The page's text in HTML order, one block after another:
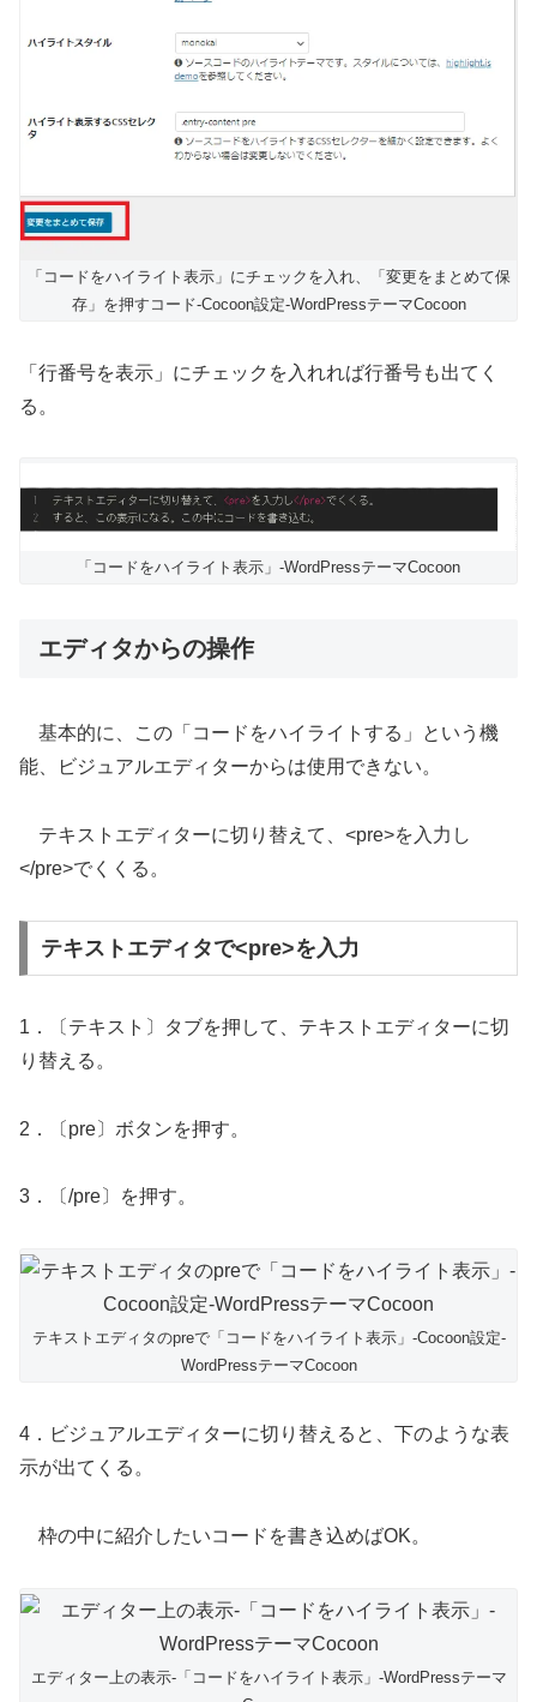
「コードをハイライト表示」にチェックを入れ、「変更をまとめて保
存」を押すコード-Cocoon設定-WordPressテーマCocoon
「行番号を表示」にチェックを入れれば行番号も出てく
る。
「コードをハイライト表示」-WordPressテーマCocoon
エディタからの操作
基本的に、この「コードをハイライトする」という機
能、ビジュアルエディターからは使用できない。
テキストエディターに切り替えて、<pre>を入力し
</pre>でくくる。
テキストエディタで<pre>を入力
1．〔テキスト〕タブを押して、テキストエディターに切
り替える。
2．〔pre〕ボタンを押す。
3．〔/pre〕を押す。
テキストエディタのpreで「コードをハイライト表示」-Cocoon設定-
WordPressテーマCocoon
4．ビジュアルエディターに切り替えると、下のような表
示が出てくる。
枠の中に紹介したいコードを書き込めばOK。
エディター上の表示-「コードをハイライト表示」-WordPressテーマ